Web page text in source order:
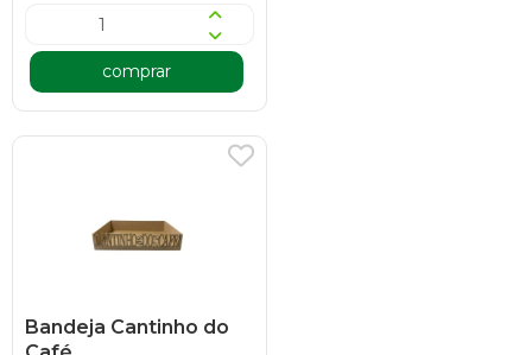
comprar
Bandeja Cantinho do